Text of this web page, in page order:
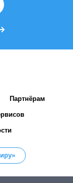
Партнёрам